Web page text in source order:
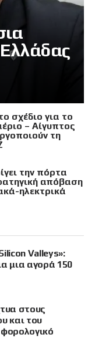
σχέδιο για το
– Αίγυπτος
τη
την πόρτα
απόβαση
ηλεκτρικά
Valleys»:
μια αγορά 150
στους
και του